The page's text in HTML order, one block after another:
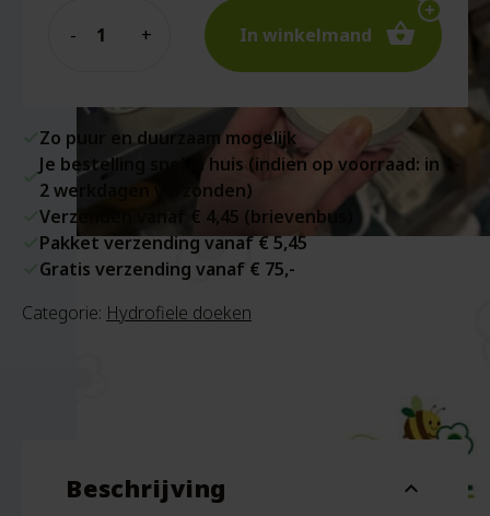
In winkelmand
Zo puur en duurzaam mogelijk
Je bestelling snel in huis (indien op voorraad: in 1-
2 werkdagen verzonden)
Verzenden vanaf € 4,45 (brievenbus)
Pakket verzending vanaf € 5,45
Gratis verzending vanaf € 75,-
Categorie: Hydrofiele doeken
Beschrijving expand_more